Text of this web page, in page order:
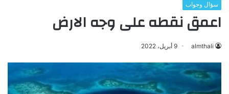
سؤال وجواب
اعمق نقطه على وجه الارض
almthali 9 أبريل، 2022